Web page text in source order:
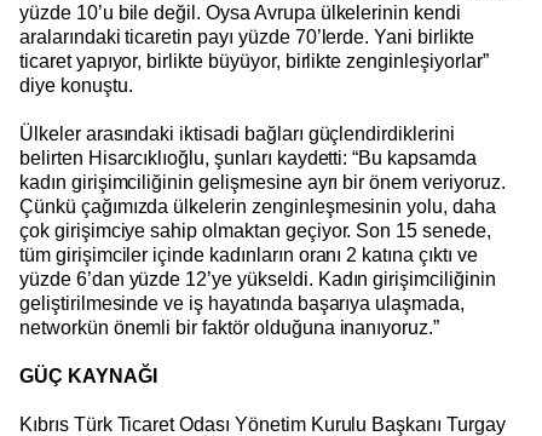
yüzde 10’u bile değil. Oysa Avrupa ülkelerinin kendi
aralarındaki ticaretin payı yüzde 70’lerde. Yani birlikte
ticaret yapıyor, birlikte büyüyor, birlikte zenginleşiyorlar”
diye konuştu.
Ülkeler arasındaki iktisadi bağları güçlendirdiklerini
belirten Hisarcıklıoğlu, şunları kaydetti: “Bu kapsamda
kadın girişimciliğinin gelişmesine ayrı bir önem veriyoruz.
Çünkü çağımızda ülkelerin zenginleşmesinin yolu, daha
çok girişimciye sahip olmaktan geçiyor. Son 15 senede,
tüm girişimciler içinde kadınların oranı 2 katına çıktı ve
yüzde 6’dan yüzde 12’ye yükseldi. Kadın girişimciliğinin
geliştirilmesinde ve iş hayatında başarıya ulaşmada,
networkün önemli bir faktör olduğuna inanıyoruz.”
GÜÇ KAYNAĞI
Kıbrıs Türk Ticaret Odası Yönetim Kurulu Başkanı Turgay